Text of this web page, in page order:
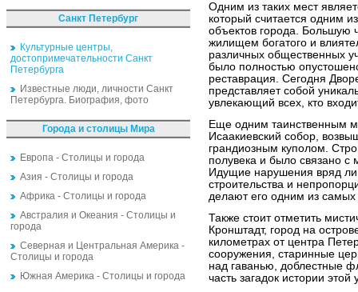
Санкт Петербург
Культурные центры,
достопримечательности Санкт
Петербурга
Известные люди, личности Санкт
Петербурга. Биография, фото
Города и столицы Мира
Европа - Столицы и города
Азия - Столицы и города
Африка - Столицы и города
Австралия и Океания - Столицы и
города
Северная и Центральная Америка -
Столицы и города
Южная Америка - Столицы и города
Одним из таких мест
который считается одним
объектов города. Большую
жилищем богатого и
различных общественных
было полностью
реставрация. Сегодня
представляет собой
увлекающий всех, кто
Еще одним таинственным
Исаакиевский собор,
грандиозным куполом.
полувека и было связано с
Идущие нарушения вряд ли
строительства и
делают его одним из
Также стоит отметить
Кронштадт, город на
километрах от центра
сооружения, старинные
над гаванью, доблестные
часть загадок истории этой